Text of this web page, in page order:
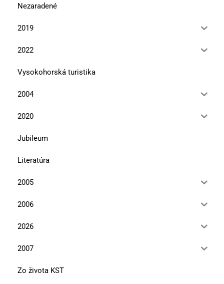
Nezaradené
2019
2022
Vysokohorská turistika
2004
2020
Jubileum
Literatúra
2005
2006
2026
2007
Zo života KST